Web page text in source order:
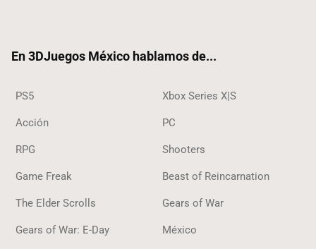
En 3DJuegos México hablamos de...
PS5 Xbox Series X|S
Acción PC
RPG Shooters
Game Freak Beast of Reincarnation
The Elder Scrolls Gears of War
Gears of War: E-Day México